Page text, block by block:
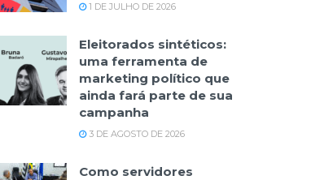
1 DE JULHO DE 2026
Eleitorados sintéticos:
uma ferramenta de
marketing político que
ainda fará parte de sua
campanha
3 DE AGOSTO DE 2026
Como servidores